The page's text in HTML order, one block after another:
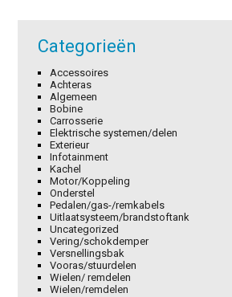
Categorieën
Accessoires
Achteras
Algemeen
Bobine
Carrosserie
Elektrische systemen/delen
Exterieur
Infotainment
Kachel
Motor/Koppeling
Onderstel
Pedalen/gas-/remkabels
Uitlaatsysteem/brandstoftank
Uncategorized
Vering/schokdemper
Versnellingsbak
Vooras/stuurdelen
Wielen/ remdelen
Wielen/remdelen